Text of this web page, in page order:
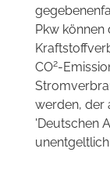
Pkw können
CO2-
werden, der
'Deutschen